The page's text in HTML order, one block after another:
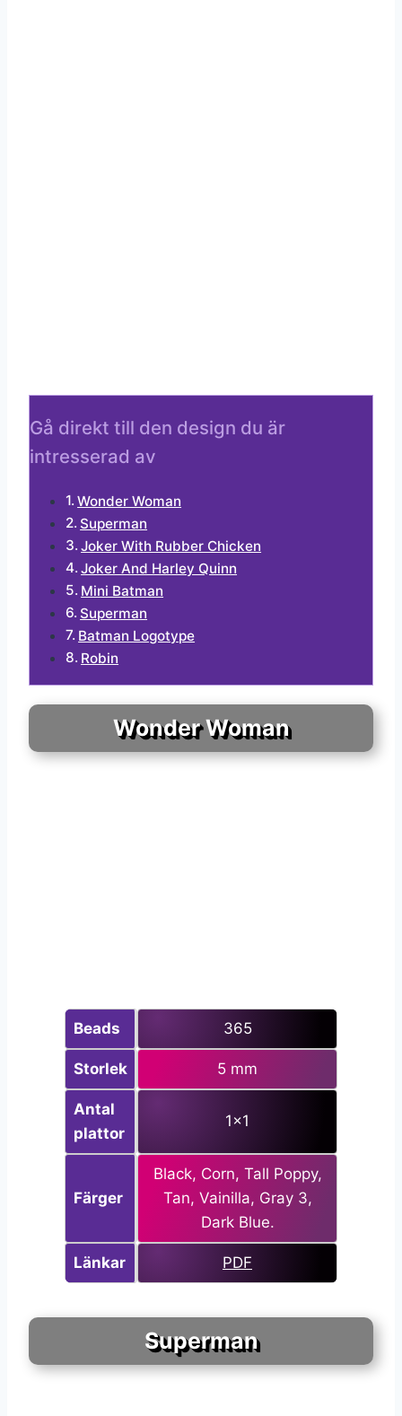
Gå direkt till den design du är
intresserad av
Wonder Woman
Superman
Joker With Rubber Chicken
Joker And Harley Quinn
Mini Batman
Superman
Batman Logotype
Robin
Wonder Woman
Beads 365
Storlek 5 mm
Antal
plattor
1×1
Färger
Black, Corn, Tall Poppy,
Tan, Vainilla, Gray 3,
Dark Blue.
Länkar PDF
Superman